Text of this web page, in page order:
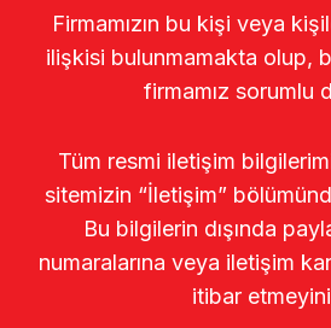
Firmamızın bu kişi veya
ilişkisi bulunmamakta olup,
firmamız sorumlu
Tüm resmi iletişim
sitemizin “İletişim”
Bu bilgilerin dışında
numaralarına veya iletişim
itibar